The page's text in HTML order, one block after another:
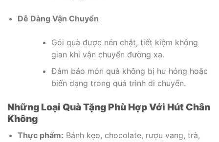
Dễ Dàng Vận Chuyển
Gói quà được nén chặt, tiết kiệm không
gian khi vận chuyển đường xa.
Đảm bảo món quà không bị hư hỏng hoặc
biến dạng trong quá trình di chuyển.
Những Loại Quà Tặng Phù Hợp Với Hút Chân
Không
Thực phẩm: Bánh kẹo, chocolate, rượu vang, trà,